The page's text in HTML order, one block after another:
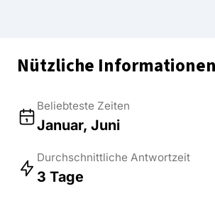
Nützliche Informationen
Beliebteste Zeiten
Januar, Juni
Durchschnittliche Antwortzeit
3 Tage